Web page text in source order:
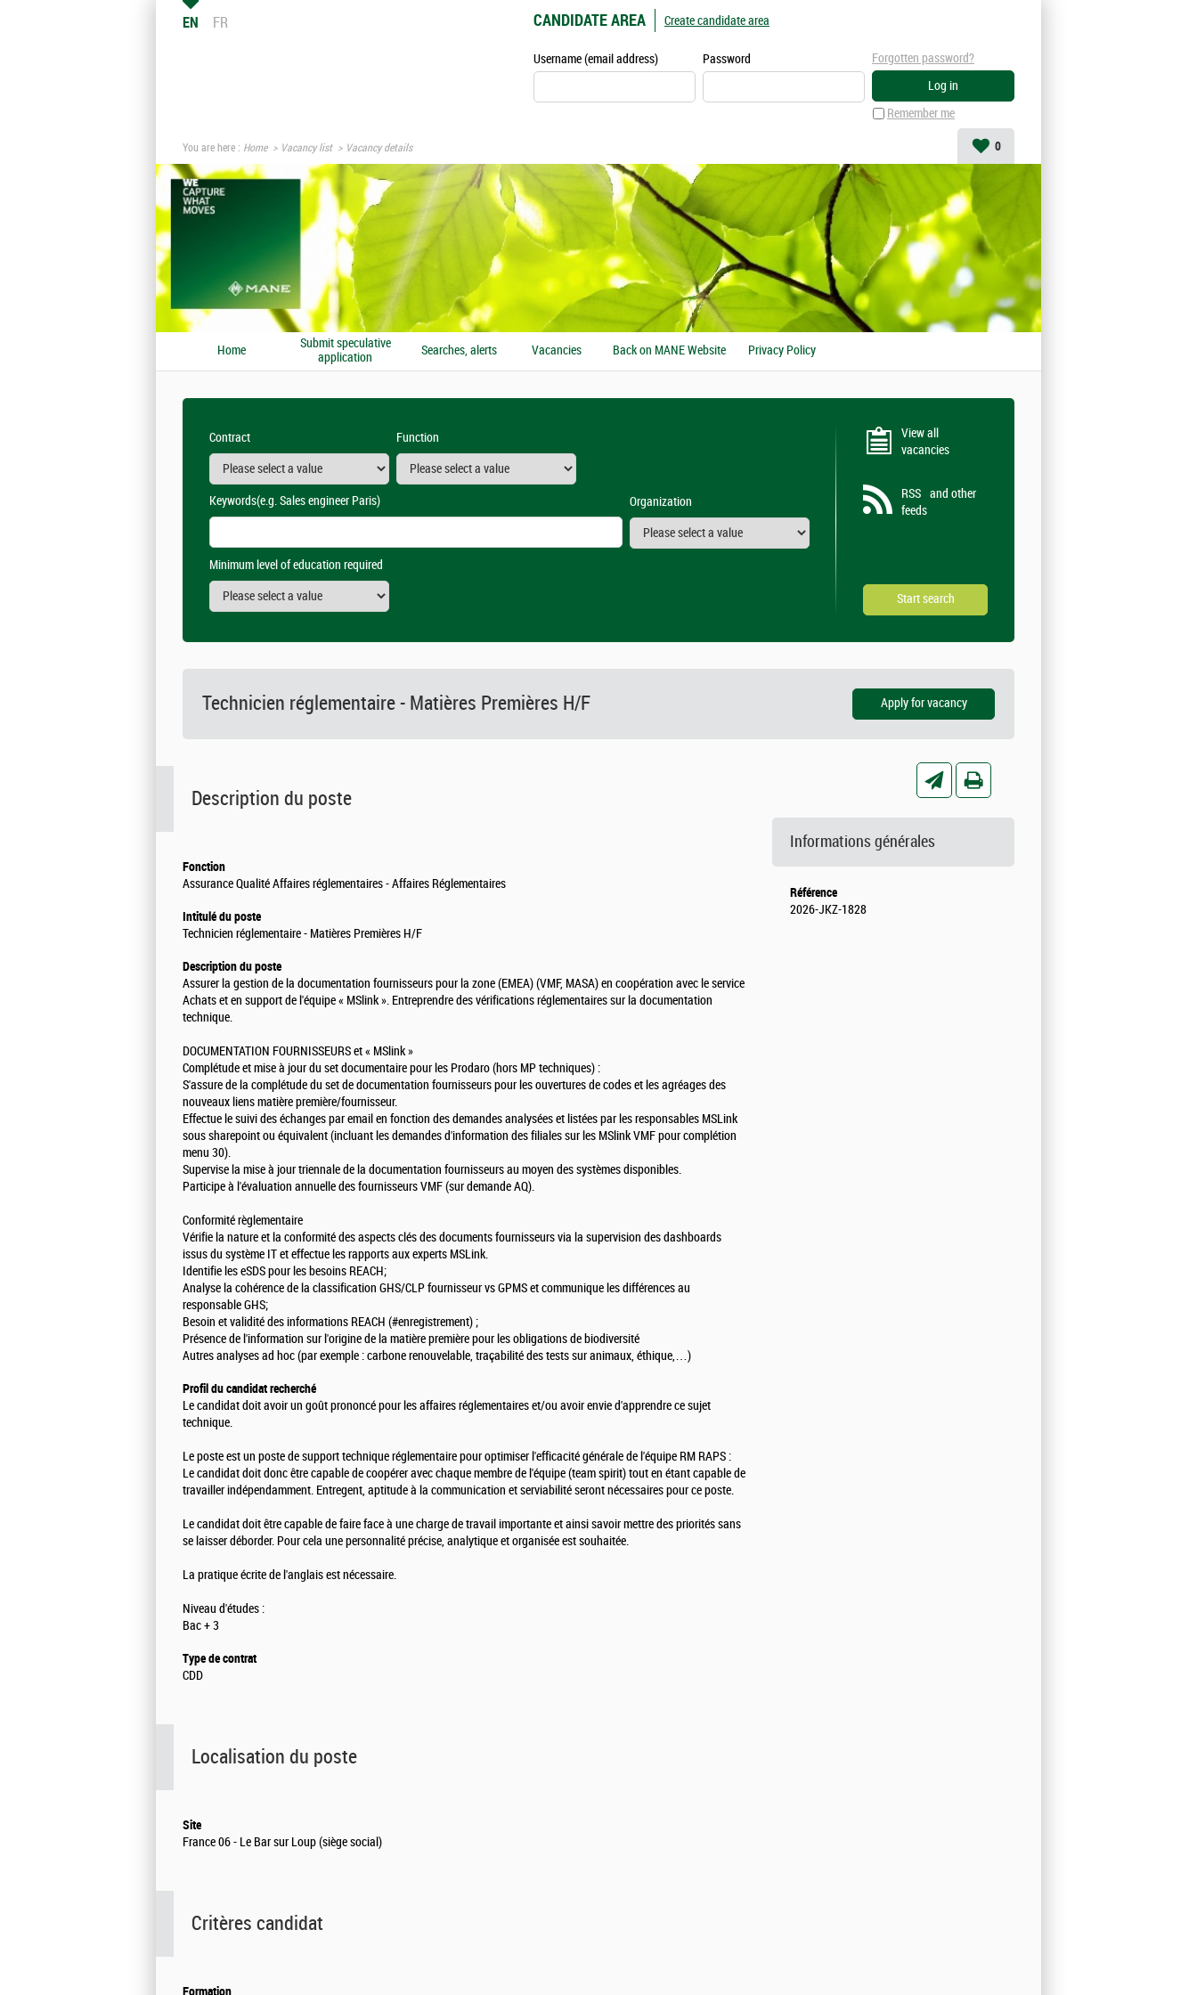
EN FR CANDIDATE AREA
Username (email address) Password
Remember me
Forgotten password?
Create candidate area
You are here : Home Vacancy list Vacancy details 0
Home
Submit speculative
application
Searches, alerts Vacancies Back on MANE Website Privacy Policy
Contract Function
Keywords(e.g. Sales engineer Paris) Organization
Minimum level of education required
View all
vacancies
RSS and other
feeds
Technicien réglementaire - Matières Premières H/F
Description du poste
Fonction
Assurance Qualité Affaires réglementaires - Affaires Réglementaires
Intitulé du poste
Technicien réglementaire - Matières Premières H/F
Description du poste
Assurer la gestion de la documentation fournisseurs pour la zone (EMEA) (VMF, MASA) en coopération avec le service
Achats et en support de l'équipe « MSlink ». Entreprendre des vérifications réglementaires sur la documentation
technique.
DOCUMENTATION FOURNISSEURS et « MSlink »
Complétude et mise à jour du set documentaire pour les Prodaro (hors MP techniques) :
S'assure de la complétude du set de documentation fournisseurs pour les ouvertures de codes et les agréages des
nouveaux liens matière première/fournisseur.
Effectue le suivi des échanges par email en fonction des demandes analysées et listées par les responsables MSLink
sous sharepoint ou équivalent (incluant les demandes d'information des filiales sur les MSlink VMF pour complétion
menu 30).
Supervise la mise à jour triennale de la documentation fournisseurs au moyen des systèmes disponibles.
Participe à l'évaluation annuelle des fournisseurs VMF (sur demande AQ).
Conformité règlementaire
Vérifie la nature et la conformité des aspects clés des documents fournisseurs via la supervision des dashboards
issus du système IT et effectue les rapports aux experts MSLink.
Identifie les eSDS pour les besoins REACH;
Analyse la cohérence de la classification GHS/CLP fournisseur vs GPMS et communique les différences au
responsable GHS;
Besoin et validité des informations REACH (#enregistrement) ;
Présence de l'information sur l'origine de la matière première pour les obligations de biodiversité
Autres analyses ad hoc (par exemple : carbone renouvelable, traçabilité des tests sur animaux, éthique,…)
Profil du candidat recherché
Le candidat doit avoir un goût prononcé pour les affaires réglementaires et/ou avoir envie d'apprendre ce sujet
technique.
Le poste est un poste de support technique réglementaire pour optimiser l'efficacité générale de l'équipe RM RAPS :
Le candidat doit donc être capable de coopérer avec chaque membre de l'équipe (team spirit) tout en étant capable de
travailler indépendamment. Entregent, aptitude à la communication et serviabilité seront nécessaires pour ce poste.
Le candidat doit être capable de faire face à une charge de travail importante et ainsi savoir mettre des priorités sans
se laisser déborder. Pour cela une personnalité précise, analytique et organisée est souhaitée.
La pratique écrite de l'anglais est nécessaire.
Niveau d'études :
Bac + 3
Type de contrat
CDD
Localisation du poste
Site
France 06 - Le Bar sur Loup (siège social)
Critères candidat
Formation
Informations générales
Référence
2026-JKZ-1828